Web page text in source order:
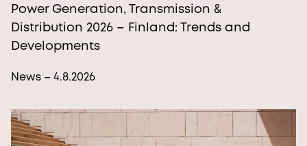
Power Generation, Transmission &
Distribution 2026 – Finland: Trends and
Developments
News – 4.8.2026